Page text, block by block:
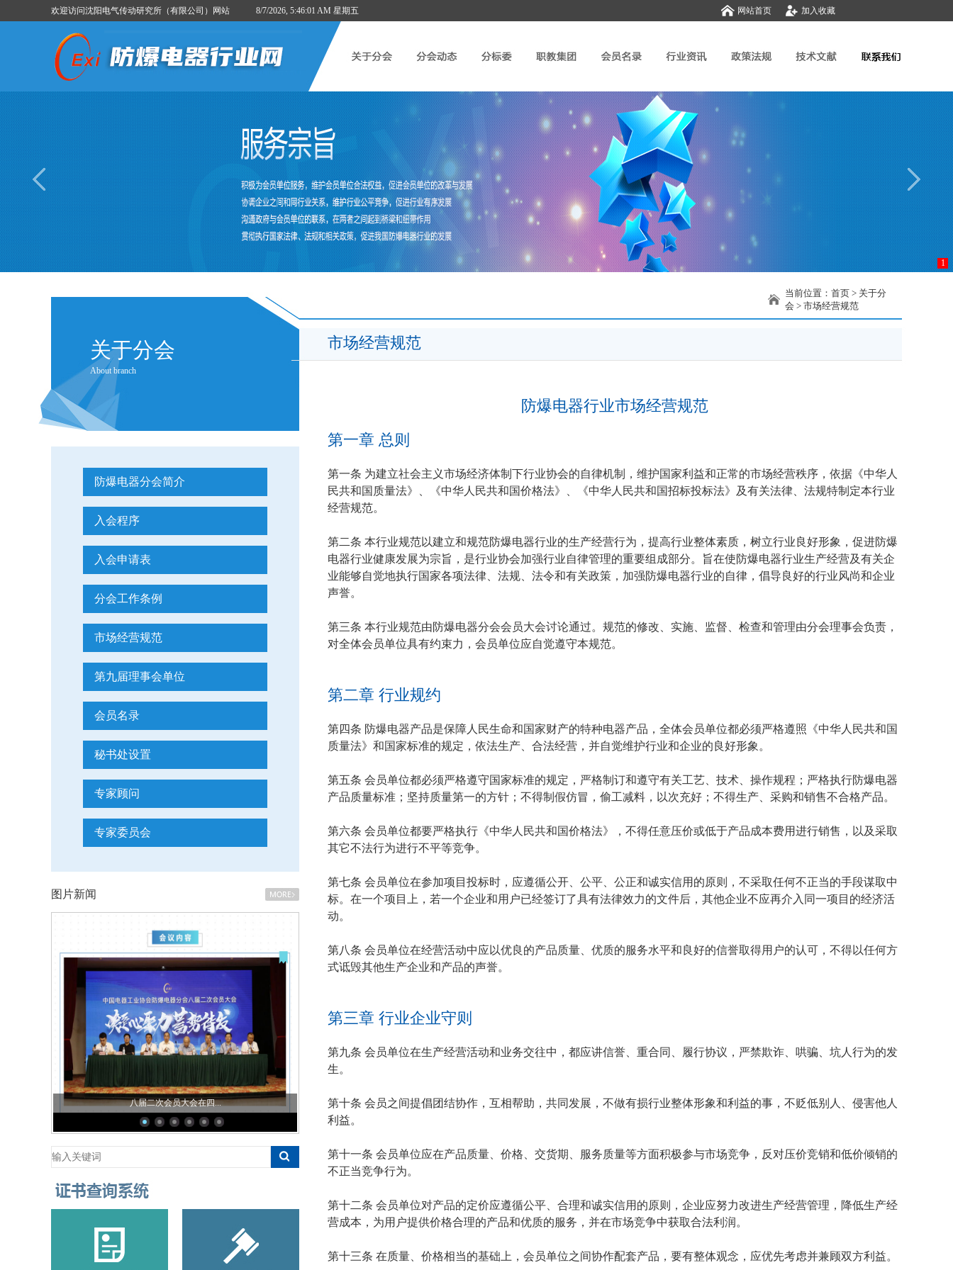
欢迎访问沈阳电气传动研究所（有限公司）网站 8/7/2026, 5:46:02 AM 星期五 网站首页 加入收藏
1
关于分会
About branch
防爆电器分会简介
入会程序
入会申请表
分会工作条例
市场经营规范
第九届理事会单位
会员名录
秘书处设置
专家顾问
专家委员会
图片新闻
八届二次会员大会在四... 防爆电器分技术委员会... 防爆电器分会八届一次... 黑龙江能源职业学院浙...
当前位置： 首页 > 关于分
会 > 市场经营规范
市场经营规范
防爆电器行业市场经营规范
第一章 总则
第一条 为建立社会主义市场经济体制下行业协会的自律机制，维护国家利益和正常的市场经营秩序，依据《中华人
民共和国质量法》、《中华人民共和国价格法》、《中华人民共和国招标投标法》及有关法律、法规特制定本行业
经营规范。
第二条 本行业规范以建立和规范防爆电器行业的生产经营行为，提高行业整体素质，树立行业良好形象，促进防爆
电器行业健康发展为宗旨，是行业协会加强行业自律管理的重要组成部分。旨在使防爆电器行业生产经营及有关企
业能够自觉地执行国家各项法律、法规、法令和有关政策，加强防爆电器行业的自律，倡导良好的行业风尚和企业
声誉。
第三条 本行业规范由防爆电器分会会员大会讨论通过。规范的修改、实施、监督、检查和管理由分会理事会负责，
对全体会员单位具有约束力，会员单位应自觉遵守本规范。
第二章 行业规约
第四条 防爆电器产品是保障人民生命和国家财产的特种电器产品，全体会员单位都必须严格遵照《中华人民共和国
质量法》和国家标准的规定，依法生产、合法经营，并自觉维护行业和企业的良好形象。
第五条 会员单位都必须严格遵守国家标准的规定，严格制订和遵守有关工艺、技术、操作规程；严格执行防爆电器
产品质量标准；坚持质量第一的方针；不得制假仿冒，偷工减料，以次充好；不得生产、采购和销售不合格产品。
第六条 会员单位都要严格执行《中华人民共和国价格法》，不得任意压价或低于产品成本费用进行销售，以及采取
其它不法行为进行不平等竞争。
第七条 会员单位在参加项目投标时，应遵循公开、公平、公正和诚实信用的原则，不采取任何不正当的手段谋取中
标。在一个项目上，若一个企业和用户已经签订了具有法律效力的文件后，其他企业不应再介入同一项目的经济活
动。
第八条 会员单位在经营活动中应以优良的产品质量、优质的服务水平和良好的信誉取得用户的认可，不得以任何方
式诋毁其他生产企业和产品的声誉。
第三章 行业企业守则
第九条 会员单位在生产经营活动和业务交往中，都应讲信誉、重合同、履行协议，严禁欺诈、哄骗、坑人行为的发
生。
第十条 会员之间提倡团结协作，互相帮助，共同发展，不做有损行业整体形象和利益的事，不贬低别人、侵害他人
利益。
第十一条 会员单位应在产品质量、价格、交货期、服务质量等方面积极参与市场竞争，反对压价竞销和低价倾销的
不正当竞争行为。
第十二条 会员单位对产品的定价应遵循公平、合理和诚实信用的原则，企业应努力改进生产经营管理，降低生产经
营成本，为用户提供价格合理的产品和优质的服务，并在市场竞争中获取合法利润。
第十三条 在质量、价格相当的基础上，会员单位之间协作配套产品，要有整体观念，应优先考虑并兼顾双方利益。